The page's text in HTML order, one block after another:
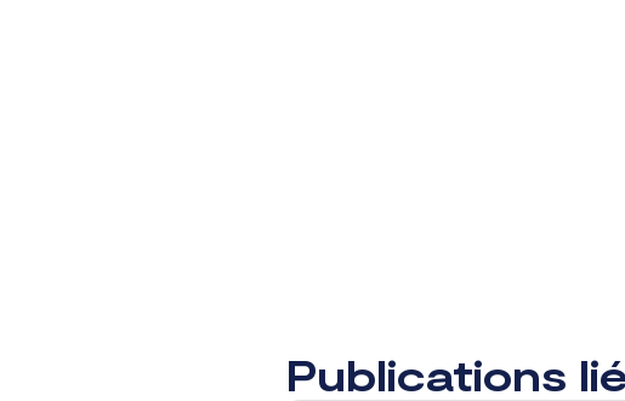
Publications